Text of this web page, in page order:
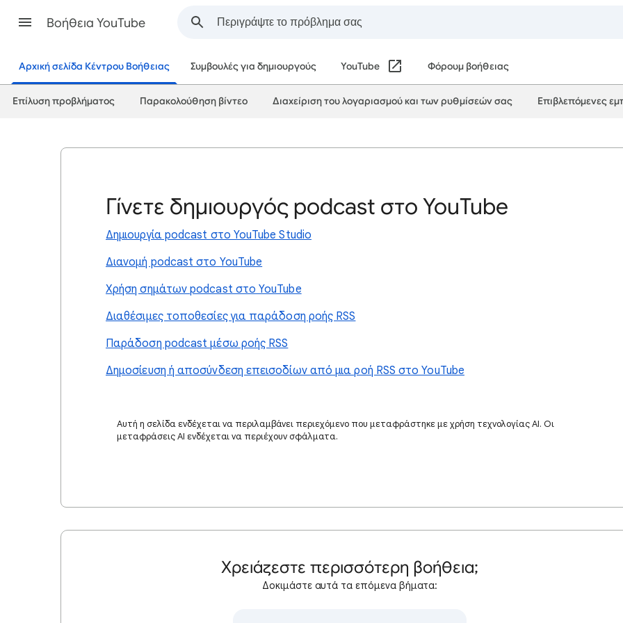
Βοήθεια YouTube
Αρχική σελίδα Κέντρου Βοήθειας Συμβουλές για δημιουργούς YouTube Φόρουμ βοήθειας
Επίλυση προβλήματος Παρακολούθηση βίντεο Διαχείριση του λογαριασμού και των ρυθμίσεών σας Επιβλεπόμενες
Γίνετε δημιουργός podcast στο YouTube
Δημιουργία podcast στο YouTube Studio
Διανομή podcast στο YouTube
Χρήση σημάτων podcast στο YouTube
Διαθέσιμες τοποθεσίες για παράδοση ροής RSS
Παράδοση podcast μέσω ροής RSS
Δημοσίευση ή αποσύνδεση επεισοδίων από μια ροή RSS στο YouTube
Αυτή η σελίδα ενδέχεται να περιλαμβάνει περιεχόμενο που μεταφράστηκε με χρήση τεχνολογίας AI. Οι
μεταφράσεις AI ενδέχεται να περιέχουν σφάλματα.
Χρειάζεστε περισσότερη βοήθεια;
Δοκιμάστε αυτά τα επόμενα βήματα: